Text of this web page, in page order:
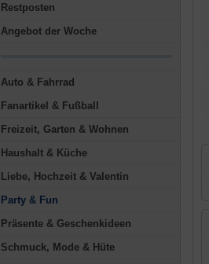
Restposten
Angebot der Woche
Auto & Fahrrad
Fanartikel & Fußball
Freizeit, Garten & Wohnen
Haushalt & Küche
Liebe, Hochzeit & Valentin
Party & Fun
Präsente & Geschenkideen
Schmuck, Mode & Hüte